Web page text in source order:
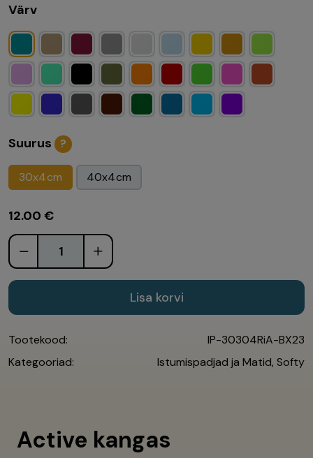
Värv
Suurus ?
30x4cm 40x4cm
12.00 €
Lisa korvi
Tootekood:
IP-30304RiA-BX23
Kategooriad:
Istumispadjad ja Matid, Softy
Active kangas